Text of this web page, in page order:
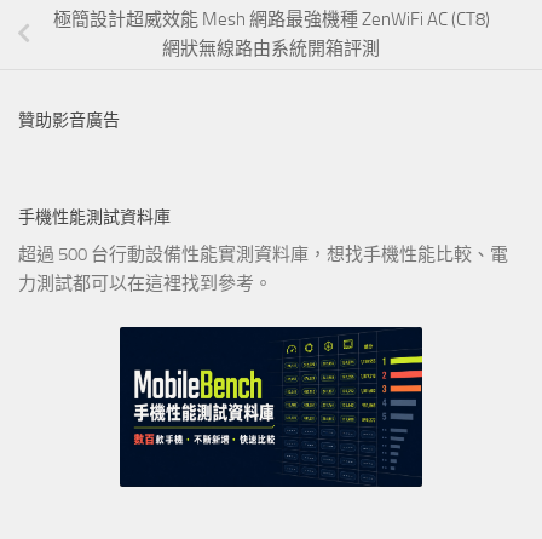
極簡設計超威效能 Mesh 網路最強機種 ZenWiFi AC (CT8)
網狀無線路由系統開箱評測
贊助影音廣告
手機性能測試資料庫
超過 500 台行動設備性能實測資料庫，想找手機性能比較、電
力測試都可以在這裡找到參考。